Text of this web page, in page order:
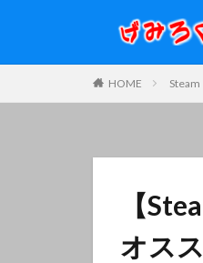
HOME Steam
【
オス